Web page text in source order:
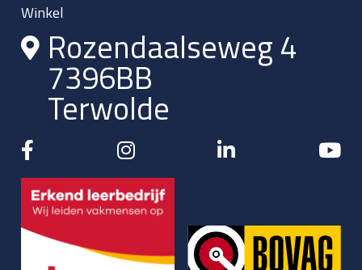
Winkel
Rozendaalseweg 4
7396BB
Terwolde